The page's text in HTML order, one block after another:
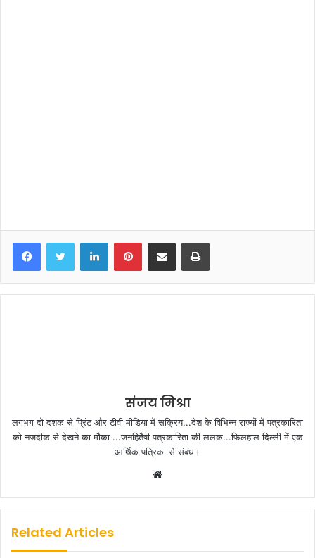
संजय मिश्रा
लगभग दो दशक से प्रिंट और टीवी मीडिया में सक्रिय...देश के विभिन्न राज्यों में पत्रकारिता
को नजदीक से देखने का मौका ...जनहितैषी पत्रकारिता की ललक...फिलहाल दिल्ली में एक
आर्थिक पत्रिका से संबंध।
b
Related Articles